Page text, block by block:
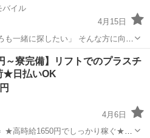
バイル
4月15日
経験
～寮完備】リフトでのプラスチ
★日払いOK
4月6日
★高時給1650円でしっかり稼ぐ★